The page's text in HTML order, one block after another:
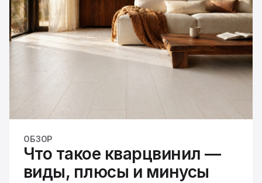
ОБЗОР
Что такое кварцвинил —
виды, плюсы и минусы